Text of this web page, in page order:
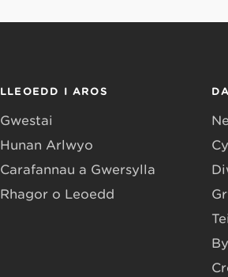
LLEOEDD I AROS
Gwestai
Hunan Arlwyo
Carafannau a Gwersylla
Rhagor o Leoedd